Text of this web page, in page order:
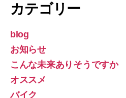
カテゴリー
blog
お知らせ
こんな未来ありそうですか
オススメ
バイク